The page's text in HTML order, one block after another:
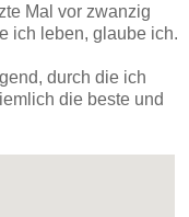
Mal vor zwanzig
ich leben, glaube ich.
durch die ich
die beste und